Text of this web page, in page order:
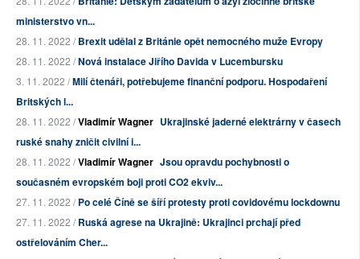
ministerstvo vn...
28. 11. 2022 /Brexit udělal z Británie opět nemocného muže Evropy
28. 11. 2022 /Nová instalace Jiřího Davida v Lucembursku
3. 11. 2022 /Milí čtenáři, potřebujeme finanční podporu. Hospodaření
Britských l...
28. 11. 2022 /Vladimír Wagner Ukrajinské jaderné elektrárny v časech
ruské snahy zničit civilní i...
28. 11. 2022 /Vladimír Wagner Jsou opravdu pochybnosti o
současném evropském boji proti CO2 ekviv...
27. 11. 2022 /Po celé Číně se šíří protesty proti covidovému lockdownu
27. 11. 2022 /Ruská agrese na Ukrajině: Ukrajinci prchají před
ostřelováním Cher...